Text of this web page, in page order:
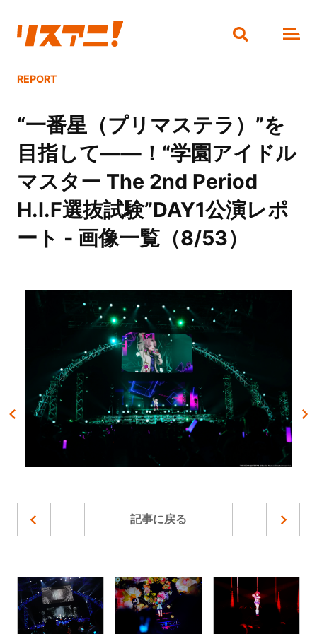
REPORT
“一番星（プリマステラ）”を
目指して――！“学園アイドル
マスター The 2nd Period
H.I.F選抜試験”DAY1公演レポ
ート - 画像一覧（8/53）
記事に戻る